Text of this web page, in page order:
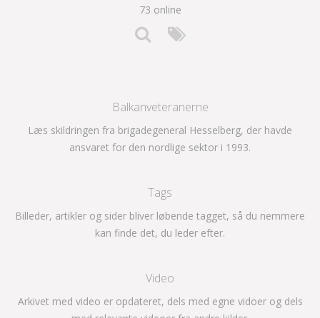
73 online
Balkanveteranerne
Læs skildringen fra brigadegeneral Hesselberg, der havde
ansvaret for den nordlige sektor i 1993.
Tags
Billeder, artikler og sider bliver løbende tagget, så du nemmere
kan finde det, du leder efter.
Video
Arkivet med video er opdateret, dels med egne vidoer og dels